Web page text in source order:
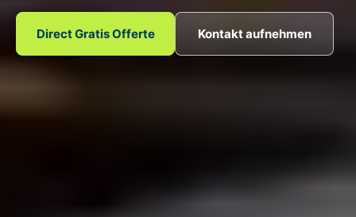
Direct Gratis Offerte Kontakt aufnehmen